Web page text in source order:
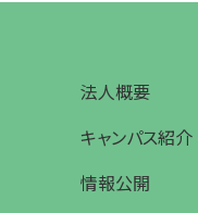
法人概要
キャンパス紹介
情報公開